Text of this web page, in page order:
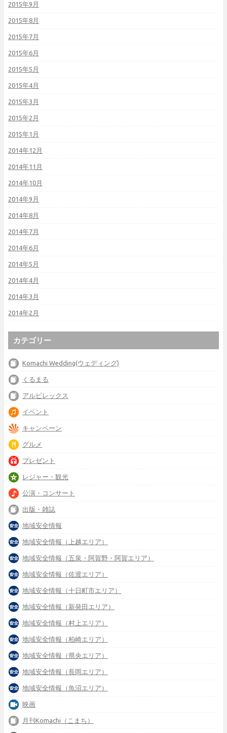
2015年9月
2015年8月
2015年7月
2015年6月
2015年5月
2015年4月
2015年3月
2015年2月
2015年1月
2014年12月
2014年11月
2014年10月
2014年9月
2014年8月
2014年7月
2014年6月
2014年5月
2014年4月
2014年3月
2014年2月
カテゴリー
Komachi Wedding(ウェディング)
くるまる
アルビレックス
イベント
キャンペーン
グルメ
プレゼント
レジャー・観光
公演・コンサート
出版・雑誌
地域安全情報
地域安全情報（上越エリア）
地域安全情報（五泉・阿賀野・阿賀エリア）
地域安全情報（佐渡エリア）
地域安全情報（十日町市エリア）
地域安全情報（新発田エリア）
地域安全情報（村上エリア）
地域安全情報（柏崎エリア）
地域安全情報（県央エリア）
地域安全情報（長岡エリア）
地域安全情報（魚沼エリア）
映画
月刊Komachi（こまち）